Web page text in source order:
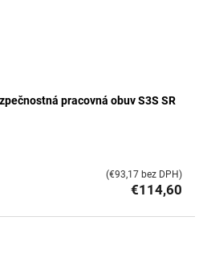
pracovná obuv S3S SR
€114,60
(€93,17 bez DPH)